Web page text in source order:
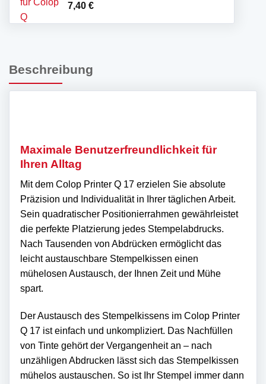
7,40 €
Beschreibung
Maximale Benutzerfreundlichkeit für
Ihren Alltag
Mit dem Colop Printer Q 17 erzielen Sie absolute
Präzision und Individualität in Ihrer täglichen Arbeit.
Sein quadratischer Positionierrahmen gewährleistet
die perfekte Platzierung jedes Stempelabdrucks.
Nach Tausenden von Abdrücken ermöglicht das
leicht austauschbare Stempelkissen einen
mühelosen Austausch, der Ihnen Zeit und Mühe
spart.
Der Austausch des Stempelkissens im Colop Printer
Q 17 ist einfach und unkompliziert. Das Nachfüllen
von Tinte gehört der Vergangenheit an – nach
unzähligen Abdrucken lässt sich das Stempelkissen
mühelos austauschen. So ist Ihr Stempel immer dann